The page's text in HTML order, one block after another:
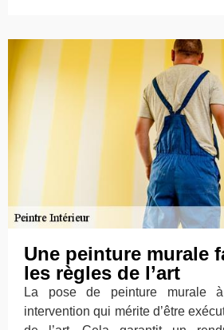
Une peinture murale
les règles de l’art
La pose de peinture murale
intervention qui mérite d’être